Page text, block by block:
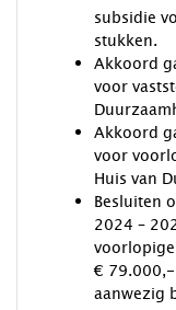
subsidie
stukken.
Akkoord
voor
Akkoord
voor
Huis van
Besluiten
2024 –
€
aanwezig